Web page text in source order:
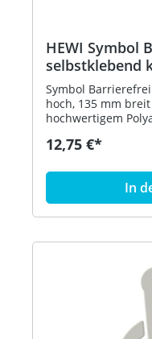
HEWI Symbol
selbstklebend
Symbol
hoch, 135 mm
hochwertigem
12,75 €*
In